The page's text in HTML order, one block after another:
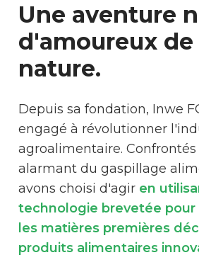
Une aventure
d'amoureux de
nature.
Depuis sa fondation, Inwe
engagé à révolutionner
agroalimentaire.
alarmant du gaspillage
avons choisi d'agir en
technologie brevetée
les matières premières
produits alimentaires